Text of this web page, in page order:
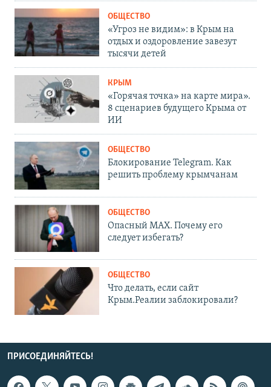
ОБЩЕСТВО
«Угроз не видим»: в Крым на
отдых и оздоровление завезут
тысячи детей
КРЫМ
«Горячая точка» на карте мира».
8 сценариев будущего Крыма от
ИИ
ОБЩЕСТВО
Блокирование Telegram. Как
решить проблему крымчанам
ОБЩЕСТВО
Опасный MAX. Почему его
следует избегать?
ОБЩЕСТВО
Что делать, если сайт
Крым.Реалии заблокировали?
ПРИСОЕДИНЯЙТЕСЬ!